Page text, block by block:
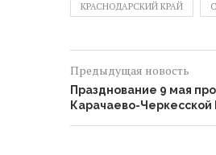
КРАСНОДАРСКИЙ КРАЙ
Предыдущая новость
Празднование 9 мая
Карачаево-Черкесской